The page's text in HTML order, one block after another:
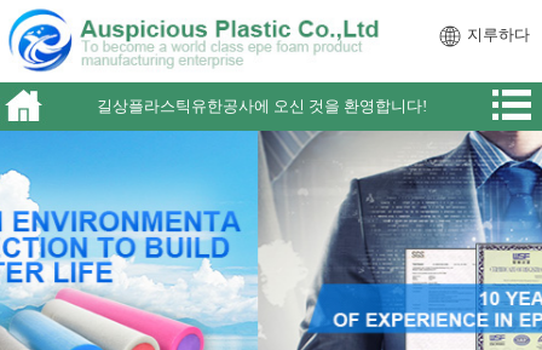
지루하다
길상플라스틱유한공사에 오신 것을 환영합니다!